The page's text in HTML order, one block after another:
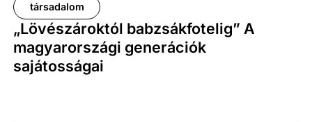
társadalom
„Lövészároktól babzsákfotelig” A
magyarországi generációk
sajátosságai